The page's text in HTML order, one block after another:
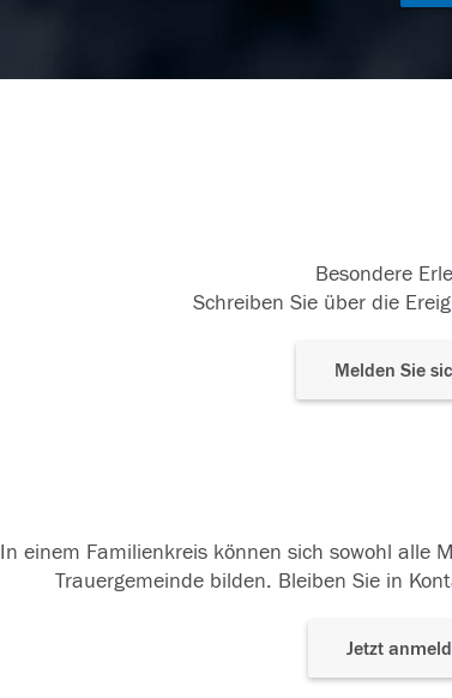
Besondere
Schreiben Sie über die
Melden Sie
In einem Familienkreis können sich sowohl alle
Trauergemeinde bilden. Bleiben Sie in
Jetzt